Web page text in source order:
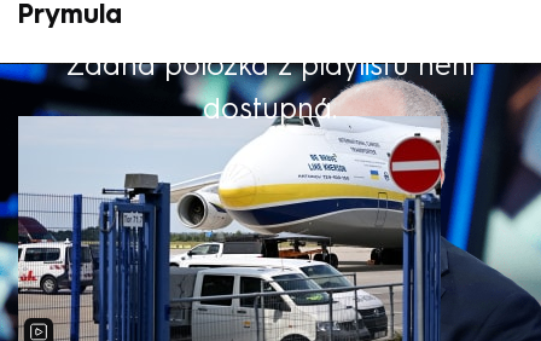
Prymula
Žádná položka z playlistu není
dostupná.
Výběr redakce